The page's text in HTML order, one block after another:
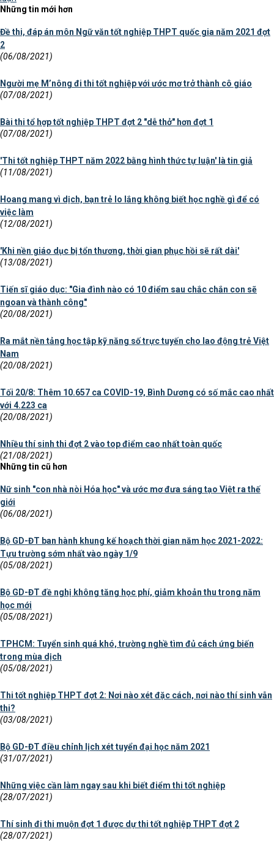
Những tin mới hơn
Đề thi, đáp án môn Ngữ văn tốt nghiệp THPT quốc gia năm 2021 đợt
2
(06/08/2021)
Người mẹ M’nông đi thi tốt nghiệp với ước mơ trở thành cô giáo
(07/08/2021)
Bài thi tổ hợp tốt nghiệp THPT đợt 2 "dễ thở" hơn đợt 1
(07/08/2021)
'Thi tốt nghiệp THPT năm 2022 bằng hình thức tự luận' là tin giả
(11/08/2021)
Hoang mang vì dịch, bạn trẻ lo lắng không biết học nghề gì để có
việc làm
(12/08/2021)
'Khi nền giáo dục bị tổn thương, thời gian phục hồi sẽ rất dài'
(13/08/2021)
Tiến sĩ giáo dục: "Gia đình nào có 10 điểm sau chắc chắn con sẽ
ngoan và thành công"
(20/08/2021)
Ra mắt nền tảng học tập kỹ năng số trực tuyến cho lao động trẻ Việt
Nam
(20/08/2021)
Tối 20/8: Thêm 10.657 ca COVID-19, Bình Dương có số mắc cao nhất
với 4.223 ca
(20/08/2021)
Nhiều thí sinh thi đợt 2 vào top điểm cao nhất toàn quốc
(21/08/2021)
Những tin cũ hơn
Nữ sinh "con nhà nòi Hóa học" và ước mơ đưa sáng tạo Việt ra thế
giới
(06/08/2021)
Bộ GD-ĐT ban hành khung kế hoạch thời gian năm học 2021-2022:
Tựu trường sớm nhất vào ngày 1/9
(05/08/2021)
Bộ GD-ĐT đề nghị không tăng học phí, giảm khoản thu trong năm
học mới
(05/08/2021)
TPHCM: Tuyển sinh quá khó, trường nghề tìm đủ cách ứng biến
trong mùa dịch
(05/08/2021)
Thi tốt nghiệp THPT đợt 2: Nơi nào xét đặc cách, nơi nào thí sinh vẫn
thi?
(03/08/2021)
Bộ GD-ĐT điều chỉnh lịch xét tuyển đại học năm 2021
(31/07/2021)
Những việc cần làm ngay sau khi biết điểm thi tốt nghiệp
(28/07/2021)
Thí sinh đi thi muộn đợt 1 được dự thi tốt nghiệp THPT đợt 2
(28/07/2021)